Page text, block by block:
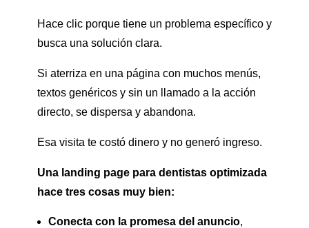
Hace clic porque tiene un problema específico y
busca una solución clara.
Si aterriza en una página con muchos menús,
textos genéricos y sin un llamado a la acción
directo, se dispersa y abandona.
Esa visita te costó dinero y no generó ingreso.
Una landing page para dentistas optimizada
hace tres cosas muy bien:
Conecta con la promesa del anuncio,